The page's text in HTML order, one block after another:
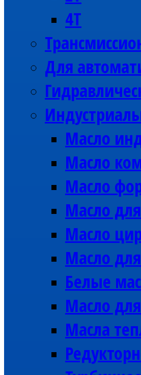
4Т
Для
Масло
Масло
Масло
Масло
Масло
Масло
Белые
Масло
Масла